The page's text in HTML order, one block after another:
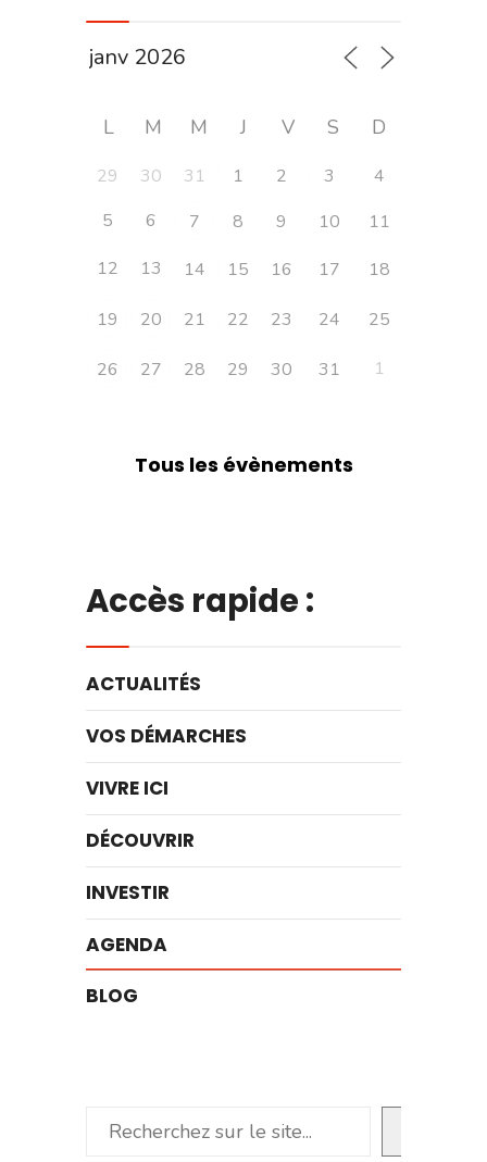
L M M J V S D
29 30 31 1 2 3
4
5
6 7 8 9 10
11
12
13 14 15 16 17 18
19 20 21 22 23 24 25
26 27 28 29 30 31 1
Tous les évènements
Accès rapide :
ACTUALITÉS
VOS DÉMARCHES
VIVRE ICI
DÉCOUVRIR
INVESTIR
AGENDA
BLOG
Rechercher